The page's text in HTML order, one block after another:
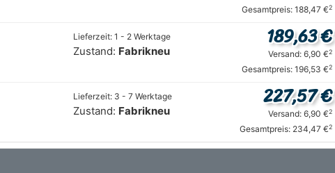
Gesamtpreis: 188,47 €2
Lieferzeit: 1 - 2 Werktage
Zustand: Fabrikneu
189,63 €
Versand: 6,90 €2
Gesamtpreis: 196,53 €2
Lieferzeit: 3 - 7 Werktage
Zustand: Fabrikneu
227,57 €
Versand: 6,90 €2
Gesamtpreis: 234,47 €2